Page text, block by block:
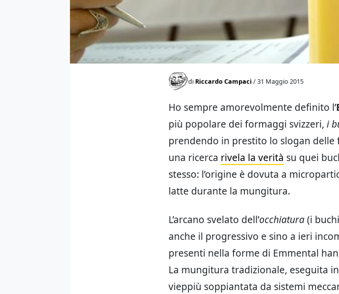
di Riccardo Campaci / 31 Maggio 2015
Ho sempre amorevolmente definito l’
più popolare dei formaggi svizzeri, i
prendendo in prestito lo slogan delle
una ricerca rivela la verità su quei
stesso: l’origine è dovuta a
latte durante la mungitura.
L’arcano svelato dell’occhiatura(i
anche il progressivo e sino a ieri
presenti nella forme di Emmental
La mungitura tradizionale, eseguita
vieppiù soppiantata da sistemi